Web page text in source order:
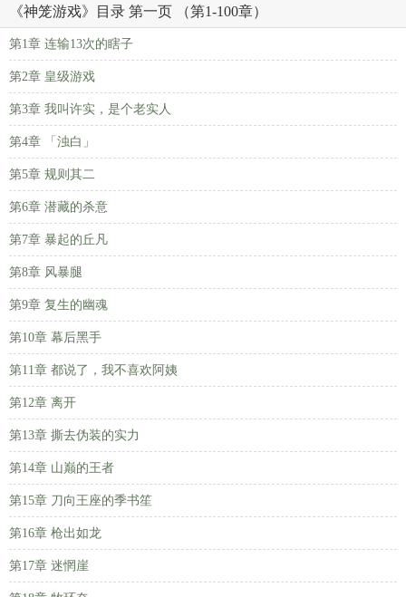
《神笼游戏》目录 第一页 （第1-100章）
第1章 连输13次的瞎子
第2章 皇级游戏
第3章 我叫许实，是个老实人
第4章 「浊白」
第5章 规则其二
第6章 潜藏的杀意
第7章 暴起的丘凡
第8章 风暴腿
第9章 复生的幽魂
第10章 幕后黑手
第11章 都说了，我不喜欢阿姨
第12章 离开
第13章 撕去伪装的实力
第14章 山巅的王者
第15章 刀向王座的季书笙
第16章 枪出如龙
第17章 迷惘崖